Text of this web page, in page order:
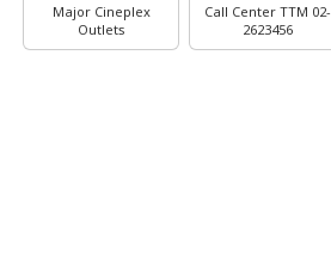
Major Cineplex
Outlets
Call Center TTM 02-
2623456